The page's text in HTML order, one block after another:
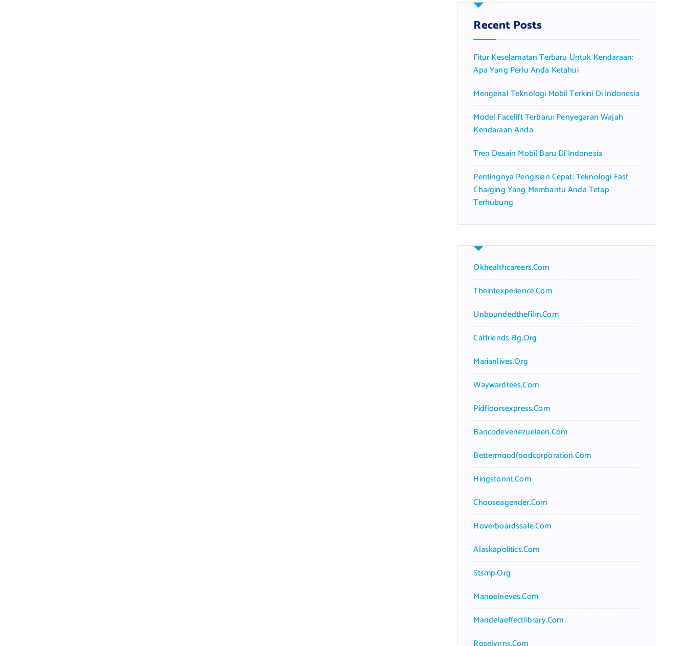
h
f
o
:
Recent Posts
Fitur Keselamatan Terbaru Untuk Kendaraan:
Apa Yang Perlu Anda Ketahui
Mengenal Teknologi Mobil Terkini Di Indonesia
Model Facelift Terbaru: Penyegaran Wajah
Kendaraan Anda
Tren Desain Mobil Baru Di Indonesia
Pentingnya Pengisian Cepat: Teknologi Fast
Charging Yang Membantu Anda Tetap
Terhubung
Okhealthcareers.com
Theintexperience.com
Unboundedthefilm.com
Catfriends-Bg.org
Marianlives.org
Waywardtees.com
Pidfloorsexpress.com
Bancodevenezuelaen.com
Bettermoodfoodcorporation.com
Hingstonnt.com
Chooseagender.com
Hoverboardssale.com
Alaskapolitics.com
Stsmp.org
Manoelneves.com
Mandelaeffectlibrary.com